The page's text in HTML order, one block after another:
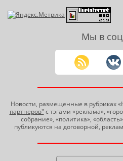
Мы в
Новости, размещенные в рубриках
партнеров" с тэгами «реклама»,
собрание», «политика»,
публикуются на договорной,